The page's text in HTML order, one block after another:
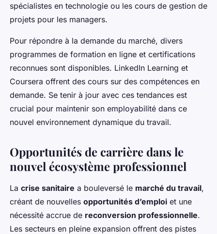
spécialistes en technologie ou les cours de gestion de
projets pour les managers.
Pour répondre à la demande du marché, divers
programmes de formation en ligne et certifications
reconnues sont disponibles. LinkedIn Learning et
Coursera offrent des cours sur des compétences en
demande. Se tenir à jour avec ces tendances est
crucial pour maintenir son employabilité dans ce
nouvel environnement dynamique du travail.
Opportunités de carrière dans le
nouvel écosystème professionnel
La crise sanitaire a bouleversé le marché du travail,
créant de nouvelles opportunités d’emploi et une
nécessité accrue de reconversion professionnelle.
Les secteurs en pleine expansion offrent des pistes